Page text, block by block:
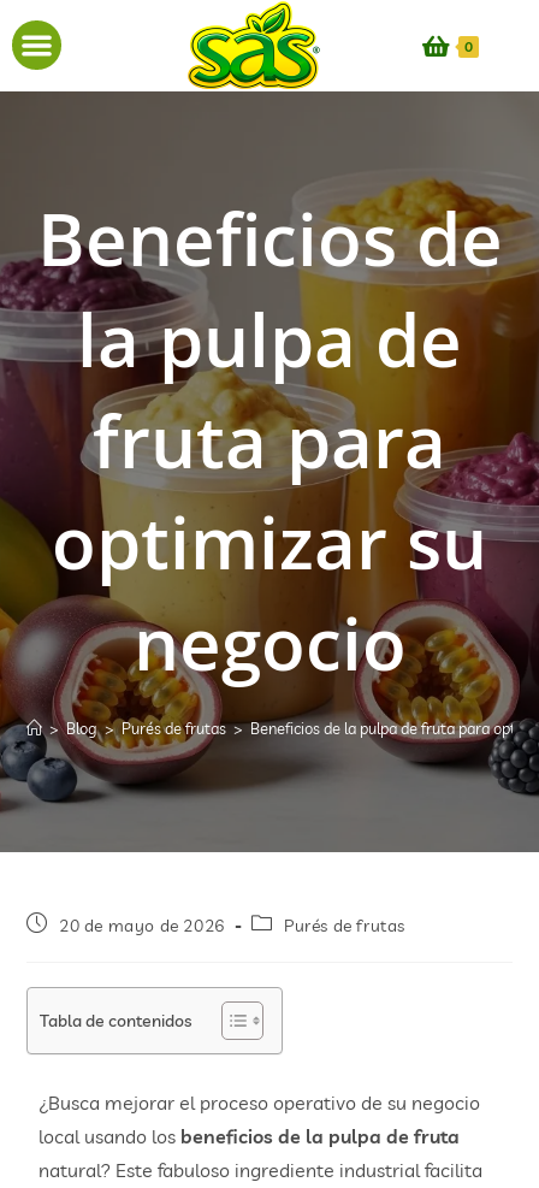
0
Beneficios de
la pulpa de
fruta para
optimizar su
negocio
> Blog > Purés de frutas > Beneficios de la pulpa de fruta para
20 de mayo de 2026 Purés de frutas
Tabla de contenidos
¿Busca mejorar el proceso operativo de su negocio
local usando los beneficios de la pulpa de fruta
natural? Este fabuloso ingrediente industrial facilita